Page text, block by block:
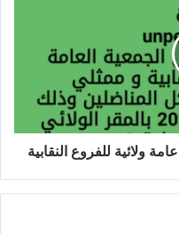
ولائية للفروع النقابية